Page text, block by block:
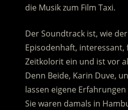
die Musik zum Film Taxi.
Der Soundtrack ist, wie
Episodenhaft, interessant,
Zeitkolorit ein und ist vor
Denn Beide, Karin Duve,
lassen eigene
Sie waren damals in